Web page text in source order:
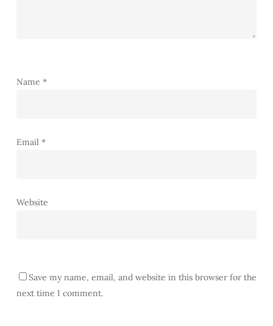
Name *
Email *
Website
Save my name, email, and website in this browser for the
next time I comment.